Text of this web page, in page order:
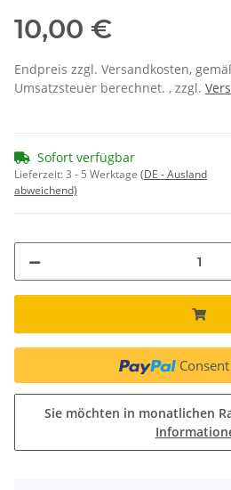
10,00 €
Endpreis zzgl. Versandkosten,
Umsatzsteuer berechnet. , zzgl.
Sofort verfügbar
Lieferzeit:3 - 5 Werktage (DE - Ausland
abweichend)
Sie möchten in monatlichen